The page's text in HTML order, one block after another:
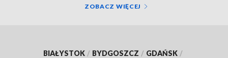
ZOBACZ WIĘCEJ
BIAŁYSTOK / BYDGOSZCZ / GDAŃSK /